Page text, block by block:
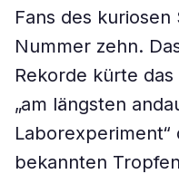
Fans des
Nummer zehn.
Rekorde kürte
„am längsten
bekannten